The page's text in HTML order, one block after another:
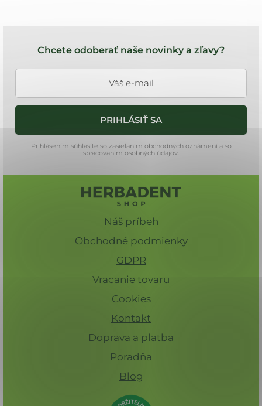
Chcete odoberať naše novinky a zľavy?
PRIHLÁSIŤ SA
Prihlásením súhlasíte so zasielaním obchodných oznámení a so
spracovaním osobných údajov.
Náš príbeh
Obchodné podmienky
GDPR
Vracanie tovaru
Cookies
Kontakt
Doprava a platba
Poradňa
Blog